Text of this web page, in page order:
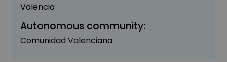
Valencia
Autonomous community:
Comunidad Valenciana